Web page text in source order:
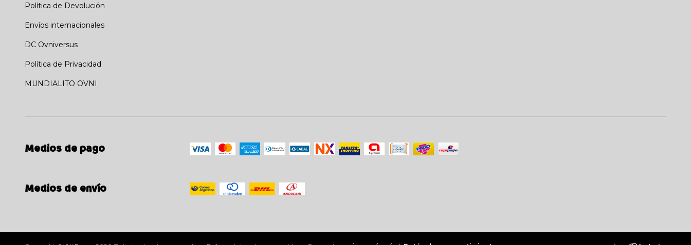
Política de Devolución
Envíos internacionales
DC Ovniversus
Política de Privacidad
MUNDIALITO OVNI
Medios de pago
Medios de envío